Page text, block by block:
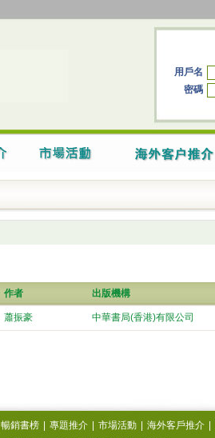
用戶名
密碼
作者 出版機構
蕭振豪 中華書局(香港)有限公司
暢銷書榜 專題推介 市場活動 海外客戶推介